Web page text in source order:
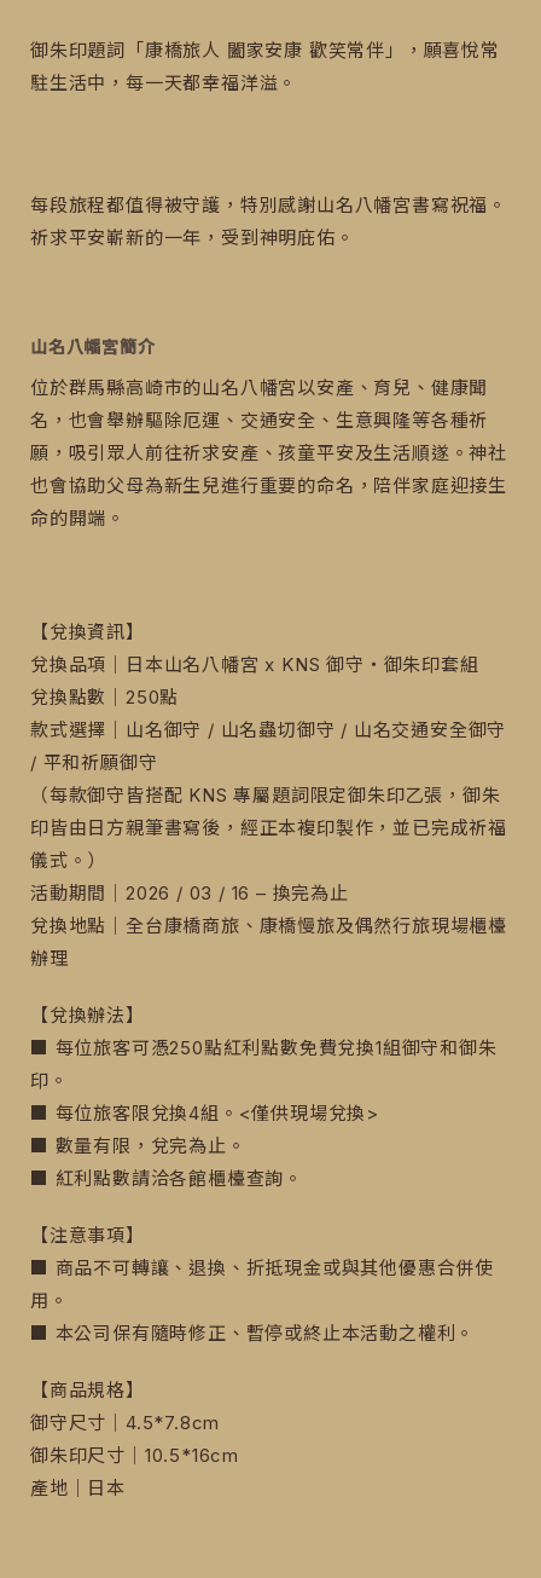
御朱印題詞「康橋旅人 闔家安康 歡笑常伴」，願喜悅常
駐生活中，每一天都幸福洋溢。
每段旅程都值得被守護，特別感謝山名八幡宮書寫祝福。
祈求平安嶄新的一年，受到神明庇佑。
山名八幡宮簡介
位於群馬縣高崎市的山名八幡宮以安產、育兒、健康聞
名，也會舉辦驅除厄運、交通安全、生意興隆等各種祈
願，吸引眾人前往祈求安產、孩童平安及生活順遂。神社
也會協助父母為新生兒進行重要的命名，陪伴家庭迎接生
命的開端。
【兌換資訊】
兌換品項｜日本山名八幡宮 x KNS 御守・御朱印套組
兌換點數｜250點
款式選擇｜山名御守 / 山名蟲切御守 / 山名交通安全御守
/ 平和祈願御守
（每款御守皆搭配 KNS 專屬題詞限定御朱印乙張，御朱
印皆由日方親筆書寫後，經正本複印製作，並已完成祈福
儀式。）
活動期間｜2026 / 03 / 16 – 換完為止
兌換地點｜全台康橋商旅、康橋慢旅及偶然行旅現場櫃檯
辦理
【兌換辦法】
■ 每位旅客可憑250點紅利點數免費兌換1組御守和御朱
印。
■ 每位旅客限兌換4組。<僅供現場兌換>
■ 數量有限，兌完為止。
■ 紅利點數請洽各館櫃檯查詢。
【注意事項】
■ 商品不可轉讓、退換、折抵現金或與其他優惠合併使
用。
■ 本公司保有隨時修正、暫停或終止本活動之權利。
【商品規格】
御守尺寸｜4.5*7.8cm
御朱印尺寸｜10.5*16cm
產地｜日本